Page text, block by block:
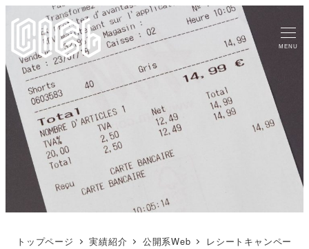
MENU
トップページ 実績紹介 公開系Web
レシートキャンペー